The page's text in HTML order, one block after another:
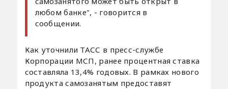
любом банке", - говорится в
сообщении.
Как уточнили ТАСС в пресс-службе
Корпорации МСП, ранее процентная ставка
составляла 13,4% годовых. В рамках нового
продукта самозанятым предоставят